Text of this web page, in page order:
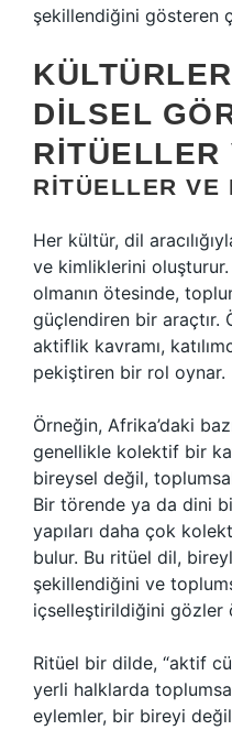
şekillendiğini gösteren
DILSEL
RITÜELLER VE
Her kültür, dil
ve kimliklerini
olmanın ötesinde,
güçlendiren bir araçtır.
aktiflik kavramı,
pekiştiren bir rol oynar.
Örneğin, Afrika’daki
genellikle kolektif bir
bireysel değil,
Bir törende ya da dini
yapıları daha çok
bulur. Bu ritüel dil,
şekillendiğini ve
içselleştirildiğini gözler
Ritüel bir dilde, “aktif
yerli halklarda
eylemler, bir bireyi